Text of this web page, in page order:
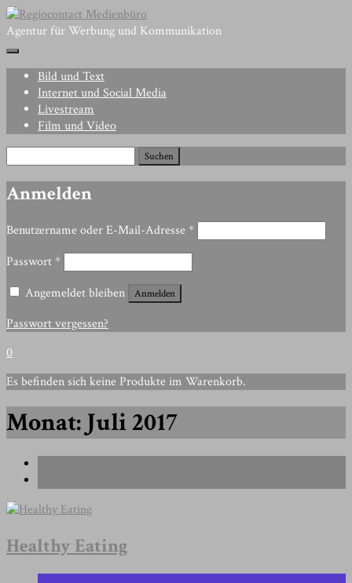
Skip
to
content
Agentur für Werbung und Kommunikation
Bild und Text
Internet und Social Media
Livestream
Film und Video
nach:
Suchen
Anmelden
Benutzername oder E-Mail-Adresse *
Passwort *
Angemeldet bleiben
Anmelden
Passwort vergessen?
0
Es befinden sich keine Produkte im Warenkorb.
Monat:Juli 2017
Healthy Eating